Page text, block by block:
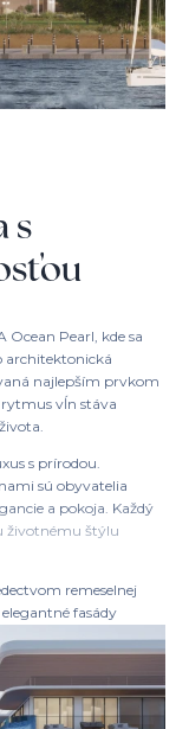
s
Pearl, kde sa
architektonická
najlepším prvkom
vĺn stáva
s prírodou.
sú obyvatelia
a pokoja. Každý
životnému štýlu
remeselnej
fasády
vonku. Dôkladné
úpravy,